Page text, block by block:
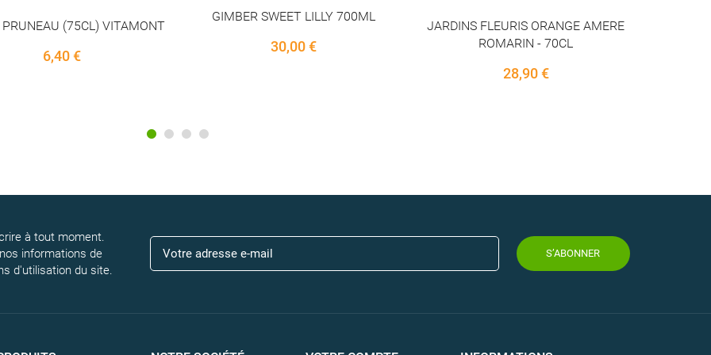
JARDINS FLEURIS ORANGE AMERE
ROMARIN - 70CL
à tout moment.
informations de
d'utilisation du site.
S’ABONNER